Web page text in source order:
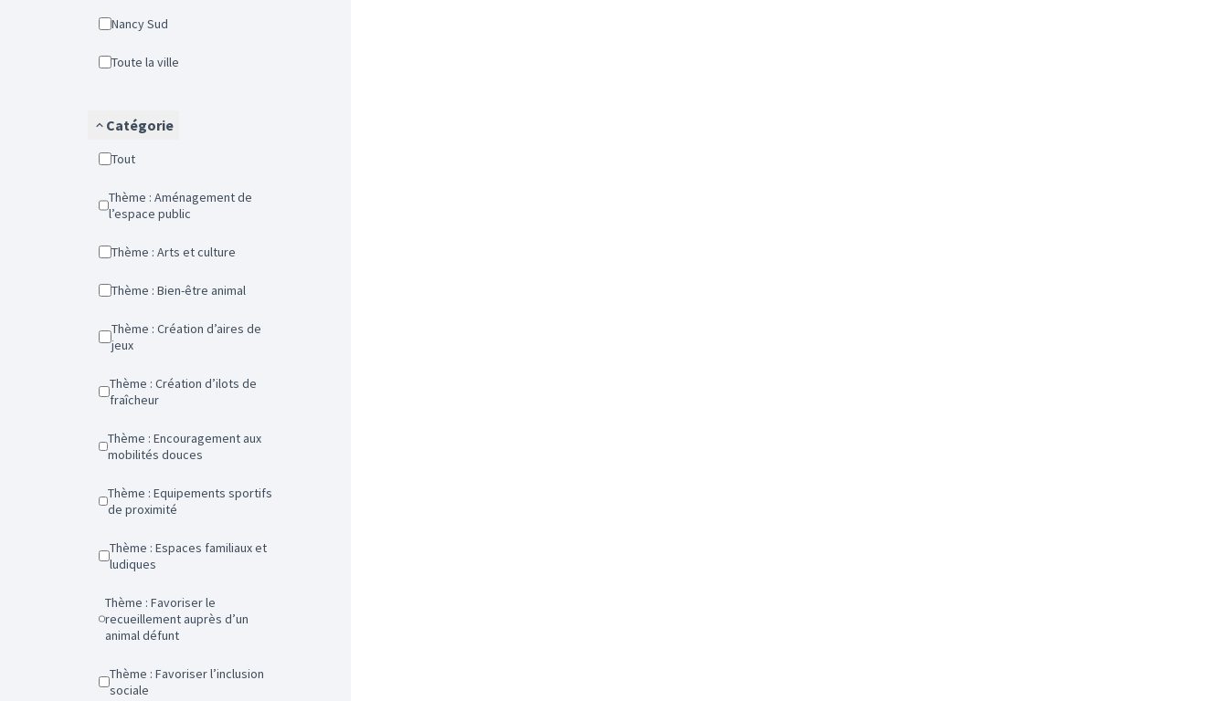
Nancy Sud
Toute la ville
Catégorie
Tout
Thème : Aménagement de
l’espace public
Thème : Arts et culture
Thème : Bien-être animal
Thème : Création d’aires de
jeux
Thème : Création d’ilots de
fraîcheur
Thème : Encouragement aux
mobilités douces
Thème : Equipements sportifs
de proximité
Thème : Espaces familiaux et
ludiques
Thème : Favoriser le
recueillement auprès d’un
animal défunt
Thème : Favoriser l’inclusion
sociale